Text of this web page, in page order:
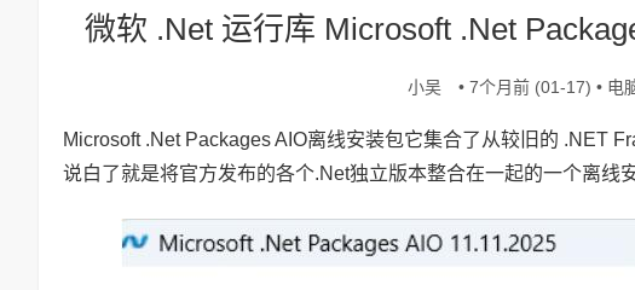
微软 .Net 运行库 Microsoft .Net
小吴 • 7个月前 (01-17) • 电
Microsoft .Net Packages AIO离线安装包它集合了从较旧的 .NET
说白了就是将官方发布的各个.Net独立版本整合在一起的一个离线